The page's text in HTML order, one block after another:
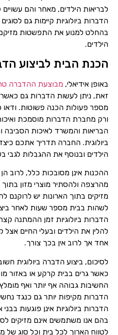
לבריאות הילדים, מאחר והם
הדברות ביולוגיות קיימות גם
בהחלט למנוע את התפשטות מזיקם
הילדים.
הכנת הבית לביצוע
באופן אידיאלי, מבוצעת ההדברה
זאת, ניתן לעשות הדברות גם כאשר
מספר פעולות הכנה פשוטות. ודאו
ורק מחברת הדברות מוסמכת
הבריאות והמשרד לאיכות הסביבה
ביולוגית. החברה תדריך אתכם
הילדים ובנוסף את ההגבלות לגבי
ההכנות אינן מסובכות כלל, לרוב
מהרצפה ולהסתיר מוצרי מזון
מזיקים בתוך הארונות יש לרוקנם
לשהות בבית מספר שעות לאחר
הדברות ביולוגיות זמן ההמתנה
להלין את הילדים ובעלי החיים
אחד אך לרוב אין בכך צורך.
לסיכום, ביצוע הדברה ביולוגית
כאשר גרים בבית קרקע או באזור
החשיבות גבוהה אף יותר ואף
הדברות מקיפות יותר גם כנגד
הדברות ביולוגיות אינן פוגעות
בהם אנו משתמשים אינם מזיקים
לטווח הארוך לכל בית וכל סוג של